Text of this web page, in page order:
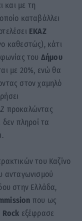
και με τη
καταβάλλει
ΕΚΑΖ
καθεστώς), κάτι
του Δήμου
με 20%, ενώ θα
στον χαμηλό
προκαλώντας
δεν πληροί τα
του Καζίνο
ανταγωνισμού
στην Ελλάδα,
που ως
Rock εξέφρασε